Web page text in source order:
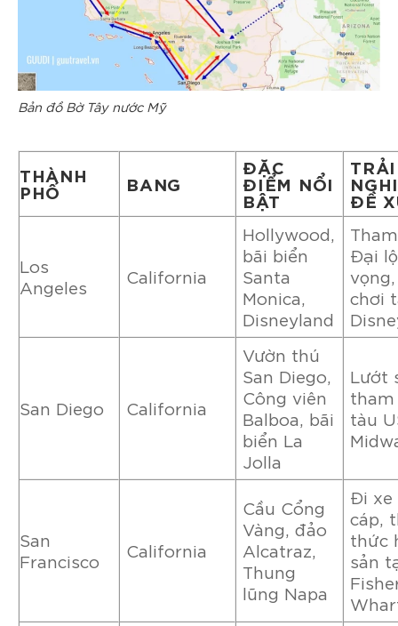
Bản đồ Bờ Tây nước Mỹ
THÀNH
PHỐ BANG
ĐẶC
ĐIỂM NỔI
BẬT
TRẢI
ĐỀ
Los
Angeles
California
Hollywood,
bãi biển
Santa
Monica,
Disneyland
Đại
chơi
San Diego California
Vườn thú
San Diego,
Công viên
Balboa, bãi
biển La
Jolla
Lướt
tàu
San
Francisco
California
Cầu Cổng
Vàng, đảo
Alcatraz,
Thung
lũng Napa
Đi xe
cáp,
thức
sản